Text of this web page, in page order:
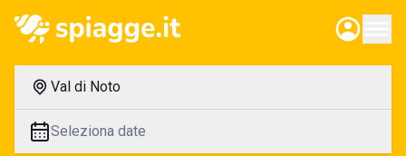
Val di Noto
Seleziona date